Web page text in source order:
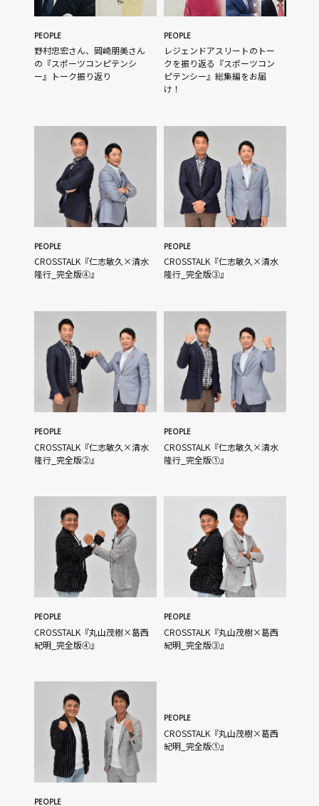
PEOPLE
野村忠宏さん、岡崎朋美さん
の『スポーツコンピテンシ
ー』トーク振り返り
PEOPLE
レジェンドアスリートのトー
クを振り返る『スポーツコン
ピテンシー』総集編をお届
け！
PEOPLE
CROSSTALK『仁志敏久×清水
隆行_完全版④』
PEOPLE
CROSSTALK『仁志敏久×清水
隆行_完全版③』
PEOPLE
CROSSTALK『仁志敏久×清水
隆行_完全版②』
PEOPLE
CROSSTALK『仁志敏久×清水
隆行_完全版①』
PEOPLE
CROSSTALK『丸山茂樹×葛西
紀明_完全版④』
PEOPLE
CROSSTALK『丸山茂樹×葛西
紀明_完全版③』
PEOPLE
PEOPLE
CROSSTALK『丸山茂樹×葛西
紀明_完全版①』